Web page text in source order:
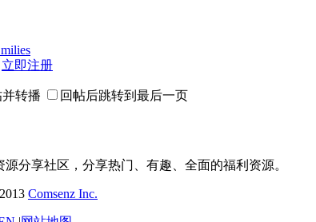
立即注册
并转播 回帖后跳转到最后一页
分享社区，分享热门、有趣、全面的福利资源。
Comsenz Inc.